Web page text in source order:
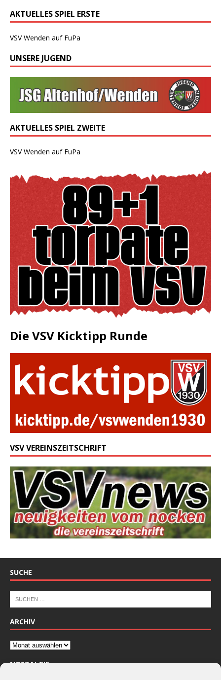
AKTUELLES SPIEL ERSTE
VSV Wenden auf FuPa
UNSERE JUGEND
AKTUELLES SPIEL ZWEITE
VSV Wenden auf FuPa
Die VSV Kicktipp Runde
VSV VEREINSZEITSCHRIFT
SUCHE
ARCHIV
NOSTALGIE